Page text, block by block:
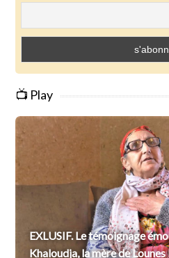
📺 Play
EXLUSIF. Le témoignage
Khaloudja, la mère de